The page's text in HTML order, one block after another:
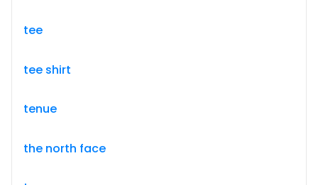
tee
tee shirt
tenue
the north face